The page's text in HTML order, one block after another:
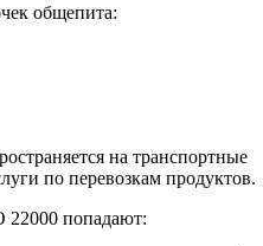
общепита:
на транспортные
по перевозкам продуктов.
22000 попадают: